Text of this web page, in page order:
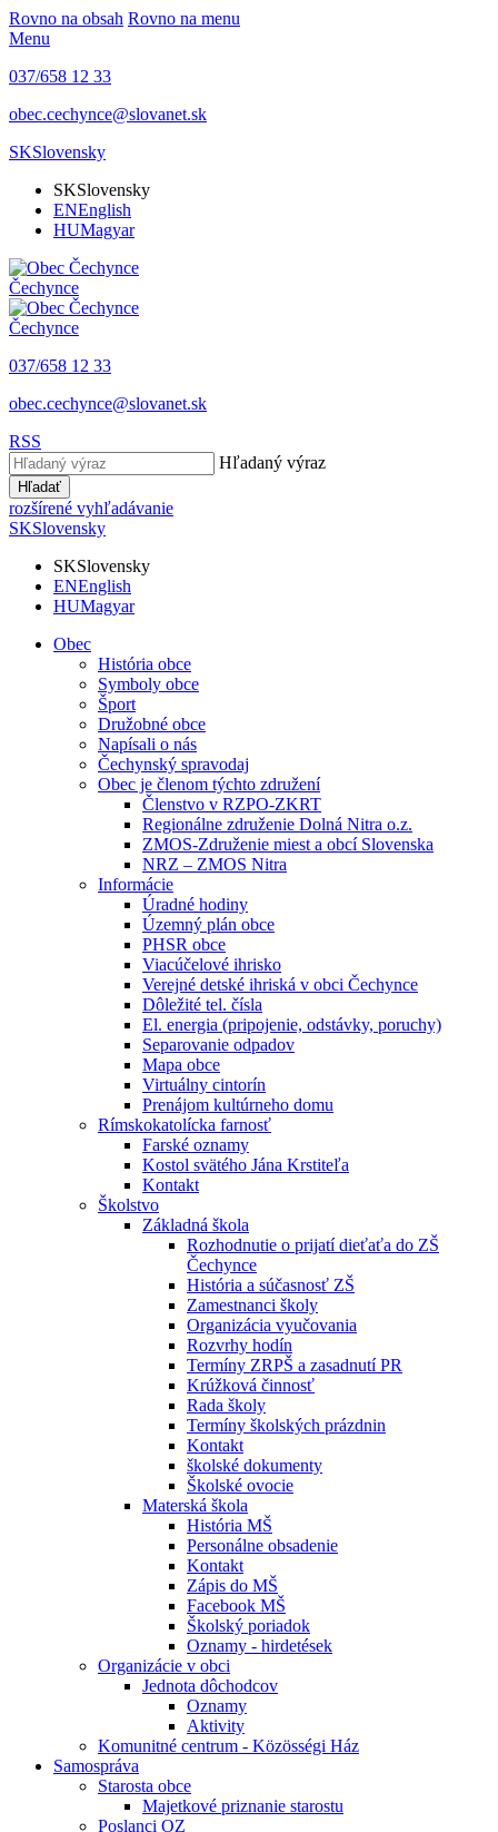
Rovno na obsah Rovno na menu
Menu
037/658 12 33
obec.cechynce@slovanet.sk
SKSlovensky
SKSlovensky
ENEnglish
HUMagyar
Čechynce
Čechynce
037/658 12 33
obec.cechynce@slovanet.sk
RSS
Hľadaný výraz
Hľadať
rozšírené vyhľadávanie
SKSlovensky
SKSlovensky
ENEnglish
HUMagyar
Obec
História obce
Symboly obce
Šport
Družobné obce
Napísali o nás
Čechynský spravodaj
Obec je členom týchto združení
Členstvo v RZPO-ZKRT
Regionálne združenie Dolná Nitra o.z.
ZMOS-Združenie miest a obcí Slovenska
NRZ – ZMOS Nitra
Informácie
Úradné hodiny
Územný plán obce
PHSR obce
Viacúčelové ihrisko
Verejné detské ihriská v obci Čechynce
Dôležité tel. čísla
El. energia (pripojenie, odstávky, poruchy)
Separovanie odpadov
Mapa obce
Virtuálny cintorín
Prenájom kultúrneho domu
Rímskokatolícka farnosť
Farské oznamy
Kostol svätého Jána Krstiteľa
Kontakt
Školstvo
Základná škola
Rozhodnutie o prijatí dieťaťa do ZŠ
Čechynce
História a súčasnosť ZŠ
Zamestnanci školy
Organizácia vyučovania
Rozvrhy hodín
Termíny ZRPŠ a zasadnutí PR
Krúžková činnosť
Rada školy
Termíny školských prázdnin
Kontakt
školské dokumenty
Školské ovocie
Materská škola
História MŠ
Personálne obsadenie
Kontakt
Zápis do MŠ
Facebook MŠ
Školský poriadok
Oznamy - hirdetések
Organizácie v obci
Jednota dôchodcov
Oznamy
Aktivity
Komunitné centrum - Közösségi Ház
Samospráva
Starosta obce
Majetkové priznanie starostu
Poslanci OZ